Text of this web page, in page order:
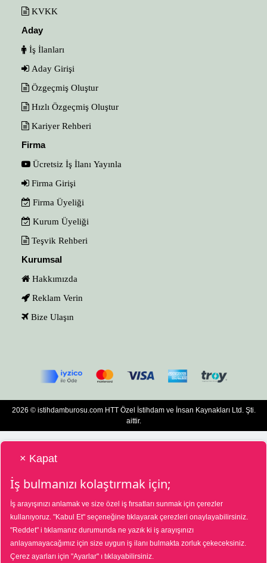
KVKK
Aday
İş İlanları
Aday Girişi
Özgeçmiş Oluştur
Hızlı Özgeçmiş Oluştur
Kariyer Rehberi
Firma
Ücretsiz İş İlanı Yayınla
Firma Girişi
Firma Üyeliği
Kurum Üyeliği
Teşvik Rehberi
Kurumsal
Hakkımızda
Reklam Verin
Bize Ulaşın
2026 © istihdamburosu.com HTT Özel İstihdam ve İnsan Kaynakları Ltd. Şti.
aittir.
HTT Bilgisayar Eğitim Destek Özel İstihdam ve İnsan Kaynakları Hizmetleri Tic.
Ltd. Şti. Özel İstihdam Bürosu 01/08/2025 - 31/07/2028 tarihleri arasında
faaliyette bulunmak üzere, Türkiye İş Kurumu tarafından 01/07/2025 tarih ve
18573287 sayılı karar uyarınca 1390 nolu belge ile faaliyet göstermektedir. 4904
sayılı kanun uyarınca iş arayanlardan ücret alınmayacak ve menfaat temin
edilmeyecektir. Şikâyetleriniz için Türkiye İş Kurumu Ankara İl Müdürlüğü
× Kapat
İş bulmanızı kolaştırmak için;
İş arayışınızı anlamak ve size özel iş fırsatları sunmak için çerezler
kullanıyoruz. "Kabul Et" seçeneğine tıklayarak çerezleri onaylayabilirsiniz.
"Reddet" i tıklamanız durumunda ne yazık ki iş arayışınızı
anlayamayacağımız için size uygun iş ilanı bulmakta zorluk çekeceksiniz.
Çerez ayarları için "Ayarlar" ı tıklayabilirsiniz.